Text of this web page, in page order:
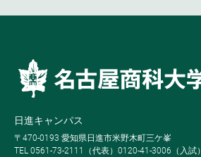
日進キャンパス
〒470-0193 愛知県日進市米野木町三ケ峯
TEL 0561-73-2111（代表）0120-41-3006（入試）